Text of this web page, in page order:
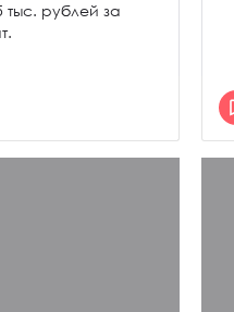
тыс. рублей за